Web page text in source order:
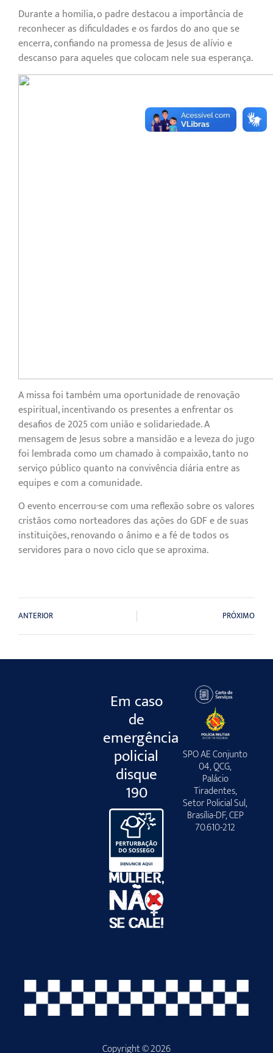
Durante a homilia, o padre destacou a importância de
reconhecer as dificuldades e os fardos do ano que se
encerra, confiando na promessa de Jesus de alívio e
descanso para aqueles que colocam nele sua esperança.
A missa foi também uma oportunidade de renovação
espiritual, incentivando os presentes a enfrentar os
desafios de 2025 com união e solidariedade. A
mensagem de Jesus sobre a mansidão e a leveza do jugo
foi lembrada como um chamado à compaixão, tanto no
serviço público quanto na convivência diária entre as
equipes e com a comunidade.
O evento encerrou-se com uma reflexão sobre os valores
cristãos como norteadores das ações do GDF e de suas
instituições, renovando o ânimo e a fé de todos os
servidores para o novo ciclo que se aproxima.
ANTERIOR PRÓXIMO
Em caso
de
emergência
policial
disque
190
SPO AE Conjunto
04, QCG,
Palácio
Tiradentes,
Setor Policial Sul,
Brasília-DF, CEP
70.610-212
Copyright © 2026